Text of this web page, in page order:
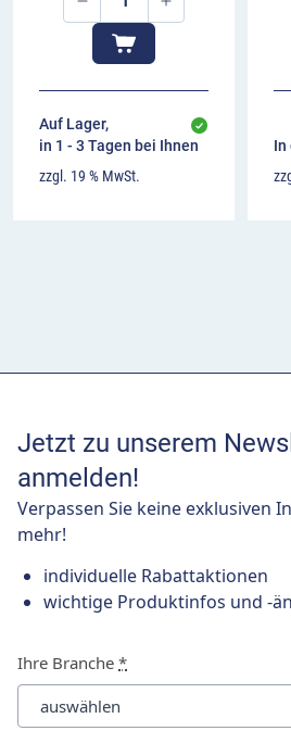
Auf Lager,
in 1 - 3 Tagen bei Ihnen
zzgl. 19 % MwSt.
In
Jetzt zu unserem
anmelden!
Verpassen Sie keine exklusiven
mehr!
individuelle Rabattaktionen
wichtige Produktinfos und -
Ihre Branche *